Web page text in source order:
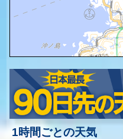
1時間ごとの天気